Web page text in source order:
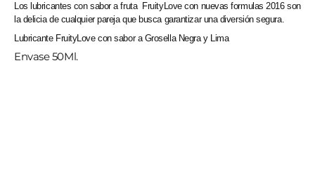
Los lubricantes con sabor a fruta FruityLove con nuevas formulas 2016 son
la delicia de cualquier pareja que busca garantizar una diversión segura.
Lubricante FruityLove con sabor a Grosella Negra y Lima
Envase 50Ml.